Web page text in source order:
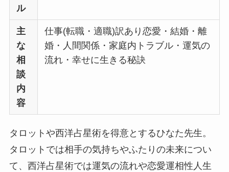
ル
主
な
相
談
内
容
仕事(転職・適職)訳あり恋愛・結婚・離
婚・人間関係・家庭内トラブル・運気の
流れ・幸せに生きる秘訣
タロットや西洋占星術を得意とするひなた先生。
タロットでは相手の気持ちやふたりの未来につい
て、西洋占星術では運気の流れや恋愛運相性人生